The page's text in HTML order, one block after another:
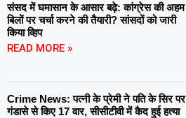
संसद में घमासान के आसार बढ़े: कांग्रेस की अहम
बिलों पर चर्चा करने की तैयारी? सांसदों को जारी
किया व्हिप
READ MORE »
Crime News: पत्नी के प्रेमी ने पति के सिर पर
गंडासे से किए 17 वार, सीसीटीवी में कैद हुई हत्या